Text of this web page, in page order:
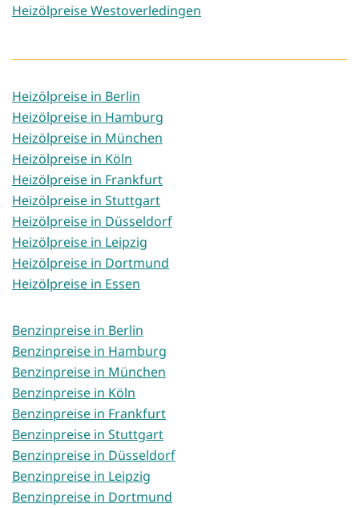
Heizölpreise Westoverledingen
Heizölpreise in Berlin
Heizölpreise in Hamburg
Heizölpreise in München
Heizölpreise in Köln
Heizölpreise in Frankfurt
Heizölpreise in Stuttgart
Heizölpreise in Düsseldorf
Heizölpreise in Leipzig
Heizölpreise in Dortmund
Heizölpreise in Essen
Benzinpreise in Berlin
Benzinpreise in Hamburg
Benzinpreise in München
Benzinpreise in Köln
Benzinpreise in Frankfurt
Benzinpreise in Stuttgart
Benzinpreise in Düsseldorf
Benzinpreise in Leipzig
Benzinpreise in Dortmund